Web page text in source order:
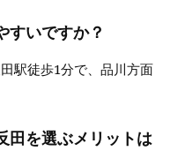
すいですか？
駅徒歩1分で、品川方面
田を選ぶメリットは